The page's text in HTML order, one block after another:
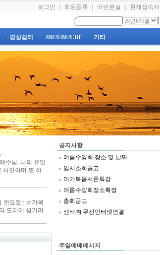
로그인 회원등록 비번분실 현재접속자
경성쉼터 JBF/EBF/CBF 기타
수님, 나의 유일
시인하며 또 하
연요절 : 누가복
도리어 섬기려
공지사항
여름수양회 장소 및 날짜
임시소회공고
마가복음서론특강
여름수양회장소확정
총회공고
센타內 무선인터넷연결
주일예배메시지